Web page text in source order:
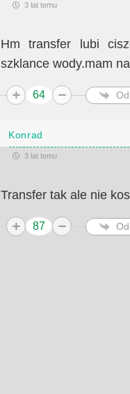
3 lat temu
Hm transfer lubi
szklance wody.mam
64
Konrad
3 lat temu
Transfer tak ale nie
87